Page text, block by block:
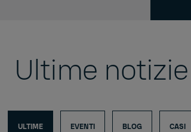
Ultime
ULTIME EVENTI BLOG CASI